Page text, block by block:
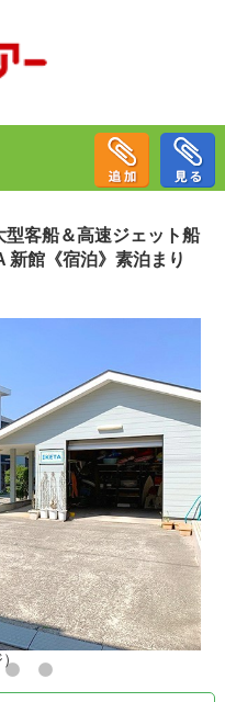
客船＆高速ジェット船
新館《宿泊》素泊まり